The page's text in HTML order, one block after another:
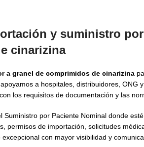
y suministro
cinarizina
a granel de comprimidos de cinarizina
a hospitales, distribuidores, ONG
los requisitos de documentación y las
por Paciente Nominal donde
permisos de importación, solicitudes
con mayor visibilidad y